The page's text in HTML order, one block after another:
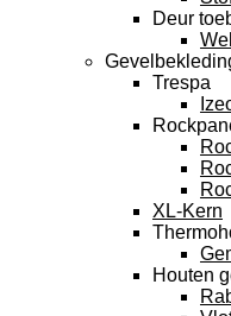
Deur
Trespa
XL-Kern
Houten